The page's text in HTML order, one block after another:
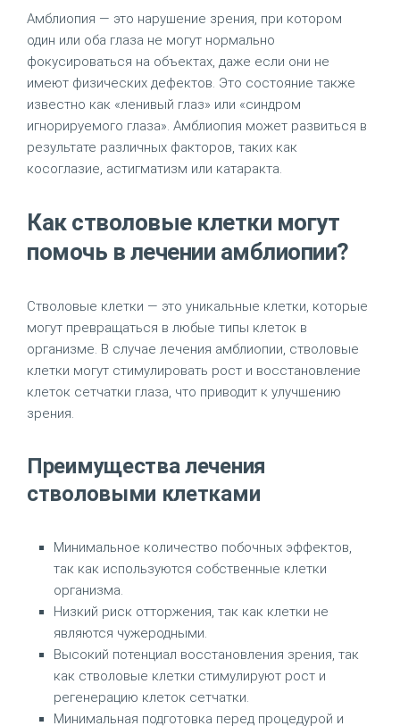
Амблиопия — это нарушение зрения, при котором
один или оба глаза не могут нормально
фокусироваться на объектах, даже если они не
имеют физических дефектов. Это состояние также
известно как «ленивый глаз» или «синдром
игнорируемого глаза». Амблиопия может развиться в
результате различных факторов, таких как
косоглазие, астигматизм или катаракта.
Как стволовые клетки могут
помочь в лечении амблиопии?
Стволовые клетки — это уникальные клетки, которые
могут превращаться в любые типы клеток в
организме. В случае лечения амблиопии, стволовые
клетки могут стимулировать рост и восстановление
клеток сетчатки глаза, что приводит к улучшению
зрения.
Преимущества лечения
стволовыми клетками
Минимальное количество побочных эффектов,
так как используются собственные клетки
организма.
Низкий риск отторжения, так как клетки не
являются чужеродными.
Высокий потенциал восстановления зрения, так
как стволовые клетки стимулируют рост и
регенерацию клеток сетчатки.
Минимальная подготовка перед процедурой и